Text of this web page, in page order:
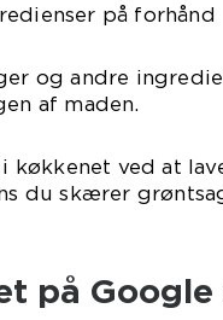
på forhånd
og andre
af maden.
køkkenet ved at
du skærer
på